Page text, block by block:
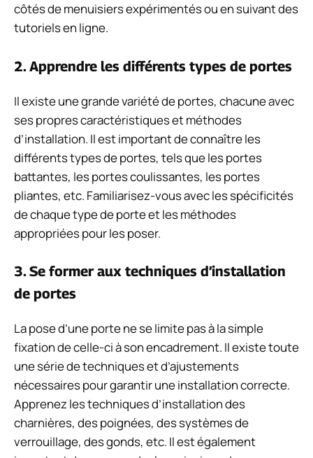
côtés de menuisiers expérimentés ou en suivant des
tutoriels en ligne.
2. Apprendre les différents types de portes
Il existe une grande variété de portes, chacune avec
ses propres caractéristiques et méthodes
d’installation. Il est important de connaître les
différents types de portes, tels que les portes
battantes, les portes coulissantes, les portes
pliantes, etc. Familiarisez-vous avec les spécificités
de chaque type de porte et les méthodes
appropriées pour les poser.
3. Se former aux techniques d’installation
de portes
La pose d’une porte ne se limite pas à la simple
fixation de celle-ci à son encadrement. Il existe toute
une série de techniques et d’ajustements
nécessaires pour garantir une installation correcte.
Apprenez les techniques d’installation des
charnières, des poignées, des systèmes de
verrouillage, des gonds, etc. Il est également